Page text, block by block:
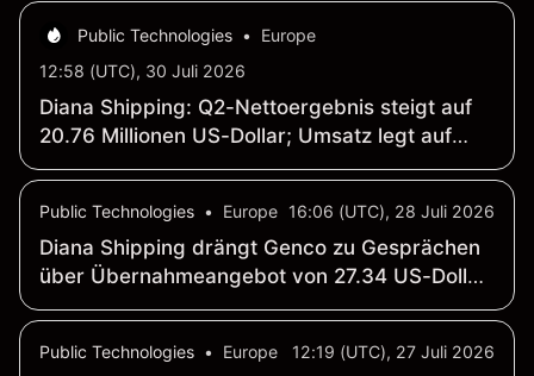
Public Technologies •
Europe
12:58 (UTC), 30 Juli 2026
Diana Shipping: Q2-Nettoergebnis steigt auf
20.76 Millionen US-Dollar; Umsatz legt auf
57.29 Millionen US-Dollar zu
Public Technologies • Europe 16:06 (UTC), 28 Juli 2026
Diana Shipping drängt Genco zu Gesprächen
über Übernahmeangebot von 27.34 US-Dollar
je Aktie
Public Technologies • Europe 12:19 (UTC), 27 Juli 2026